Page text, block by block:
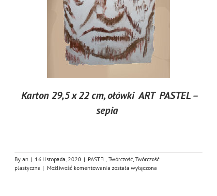
Karton 29,5 x 22 cm, ołówki ART PASTEL –
sepia
By an | 16 listopada, 2020 | PASTEL, Twórczość, Twórczość
plastyczna | Możliwość komentowania AUTOPORTRET
została wyłączona